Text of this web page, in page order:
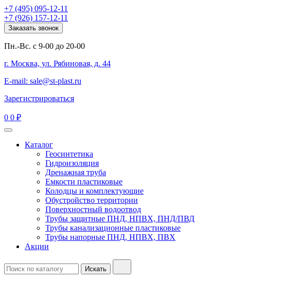
+7 (495) 095-12-11
+7 (926) 157-12-11
Заказать звонок
Пн.-Вс. с 9-00 до 20-00
г. Москва, ул. Рябиновая, д. 44
E-mail: sale@st-plast.ru
Зарегистрироваться
0 0 ₽
Каталог
Геосинтетика
Гидроизоляция
Дренажная труба
Емкости пластиковые
Колодцы и комплектующие
Обустройство территории
Поверхностный водоотвод
Трубы защитные ПНД, НПВХ, ПНД/ПВД
Трубы канализационные пластиковые
Трубы напорные ПНД, НПВХ, ПВХ
Акции